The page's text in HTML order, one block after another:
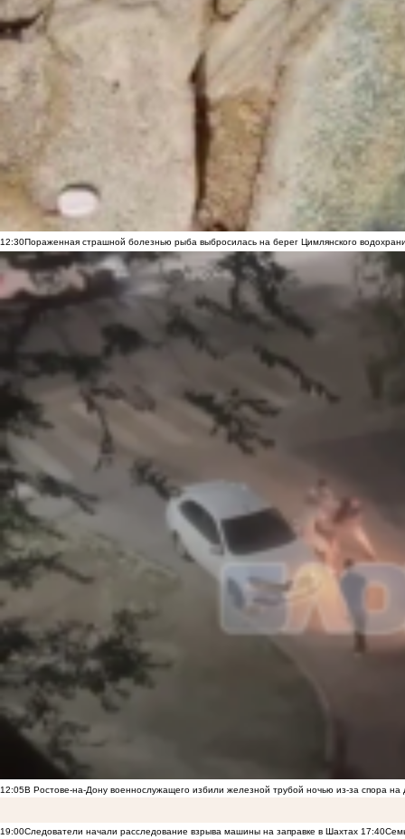
12:30Пораженная страшной болезнью рыба выбросилась на берег Цимлянского
12:05В Ростове-на-Дону военнослужащего избили железной трубой ночью из-за спора на
19:00Следователи начали расследование взрыва машины на заправке в Шахтах 17:40